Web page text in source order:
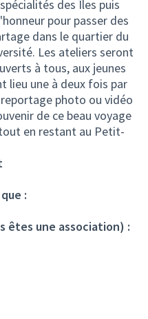
des Îles puis
pour passer des
dans le quartier du
Les ateliers seront
à tous, aux jeunes
lieu une à deux fois par
photo ou vidéo
de ce beau voyage
en restant au Petit-
:
êtes une association) :